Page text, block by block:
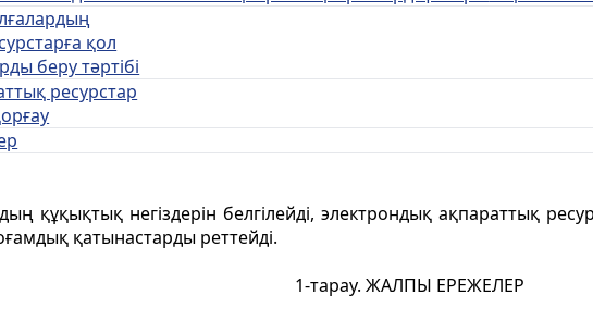
қол
беру тәртібі
ресурстар
құқықтық негіздерін белгілейді, электрондық ақпараттық
қатынастарды реттейді.
1-тарау. ЖАЛПЫ ЕРЕЖЕЛЕР